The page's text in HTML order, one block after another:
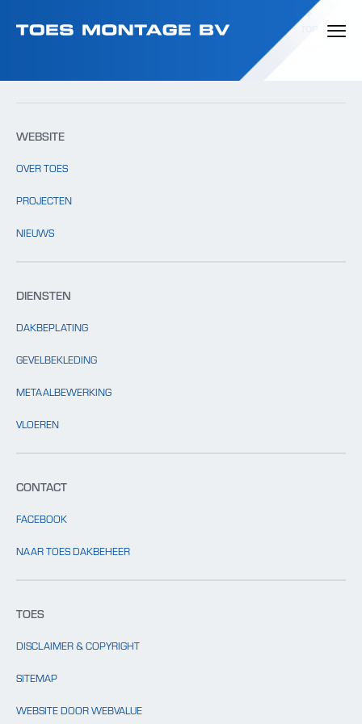
WEBSITE
OVER TOES
PROJECTEN
NIEUWS
DIENSTEN
DAKBEPLATING
GEVELBEKLEDING
METAALBEWERKING
VLOEREN
CONTACT
FACEBOOK
NAAR TOES DAKBEHEER
TOES
DISCLAIMER & COPYRIGHT
SITEMAP
WEBSITE DOOR WEBVALUE